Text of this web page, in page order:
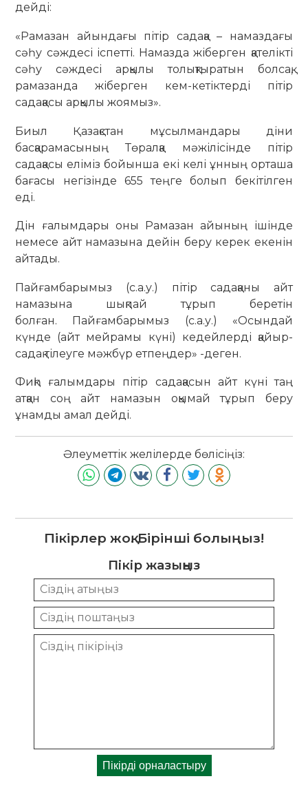
дейді:
«Рамазан айындағы пітір садақа – намаздағы
сәһу сәждесі іспетті. Намазда жіберген қателікті
сәһу сәждесі арқылы толықтыратын болсақ,
рамазанда жіберген кем-кетіктерді пітір
садақасы арқылы жоямыз».
Биыл Қазақстан мұсылмандары діни
басқарамасының Төралқа мәжілісінде пітір
садақасы еліміз бойынша екі келі ұнның орташа
бағасы негізінде 655 теңге болып бекітілген
еді.
Дін ғалымдары оны Рамазан айының ішінде
немесе айт намазына дейін беру керек екенін
айтады.
Пайғамбарымыз (с.а.у.) пітір садақаны айт
намазына шықпай тұрып беретін
болған. Пайғамбарымыз (с.а.у.) «Осындай
күнде (айт мейрамы күні) кедейлерді қайыр-
садақ тілеуге мәжбүр етпеңдер» -деген.
Фиқһ ғалымдары пітір садақасын айт күні таң
атқан соң айт намазын оқымай тұрып беру
ұнамды амал дейді.
Әлеуметтік желілерде бөлісіңіз:
Пікірлер жоқ. Бірінші болыңыз!
Пікір жазыңыз